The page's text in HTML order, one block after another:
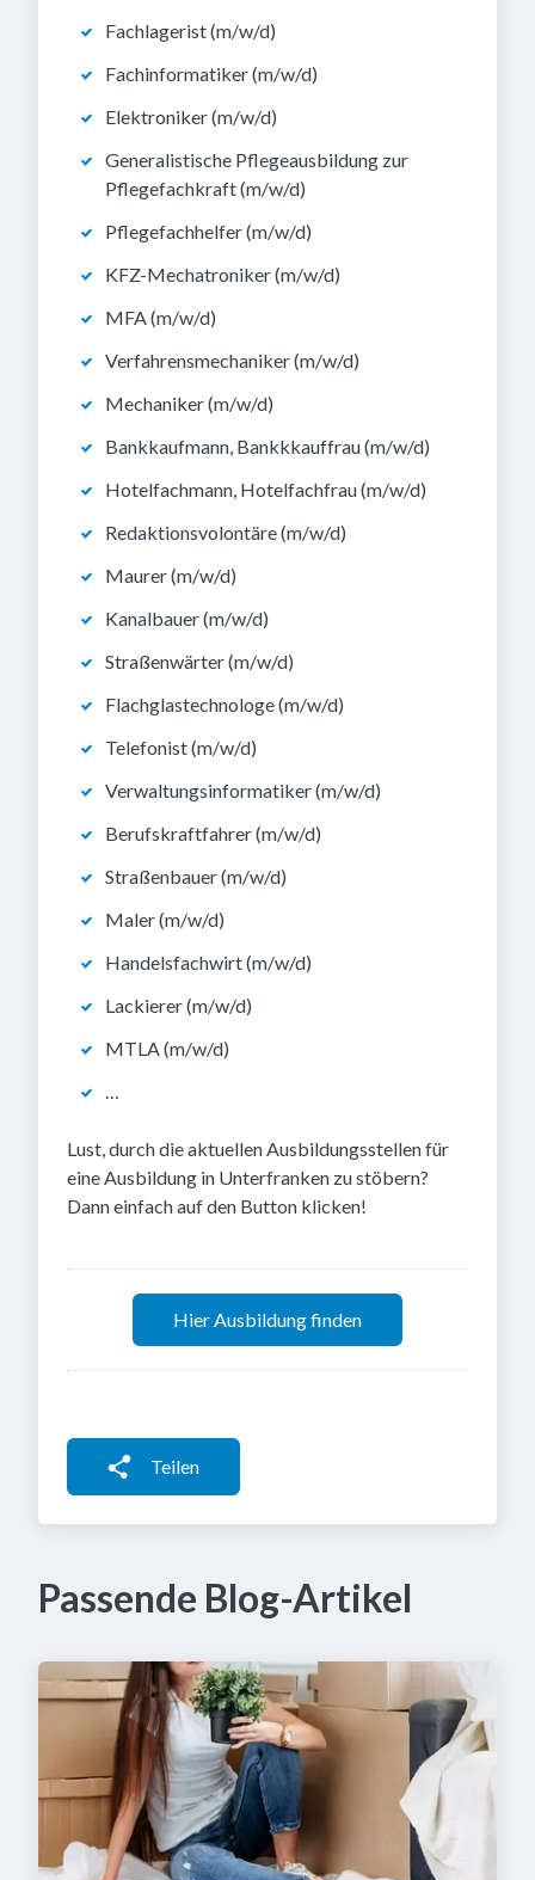
Fachlagerist (m/w/d)
Fachinformatiker (m/w/d)
Elektroniker (m/w/d)
Generalistische Pflegeausbildung zur
Pflegefachkraft (m/w/d)
Pflegefachhelfer (m/w/d)
KFZ-Mechatroniker (m/w/d)
MFA (m/w/d)
Verfahrensmechaniker (m/w/d)
Mechaniker (m/w/d)
Bankkaufmann, Bankkkauffrau (m/w/d)
Hotelfachmann, Hotelfachfrau (m/w/d)
Redaktionsvolontäre (m/w/d)
Maurer (m/w/d)
Kanalbauer (m/w/d)
Straßenwärter (m/w/d)
Flachglastechnologe (m/w/d)
Telefonist (m/w/d)
Verwaltungsinformatiker (m/w/d)
Berufskraftfahrer (m/w/d)
Straßenbauer (m/w/d)
Maler (m/w/d)
Handelsfachwirt (m/w/d)
Lackierer (m/w/d)
MTLA (m/w/d)
…
Lust, durch die aktuellen Ausbildungsstellen für
eine Ausbildung in Unterfranken zu stöbern?
Dann einfach auf den Button klicken!
Hier Ausbildung finden
Teilen
Passende Blog-Artikel